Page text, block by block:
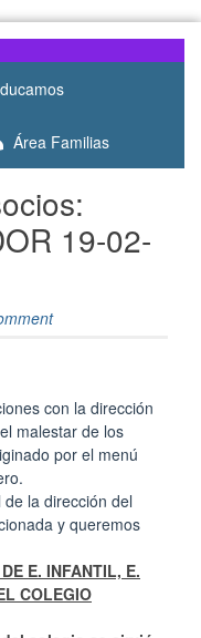
Área Familias
19-02-
con la dirección
malestar de los
por el menú
la dirección del
y queremos
E. INFANTIL, E.
COLEGIO